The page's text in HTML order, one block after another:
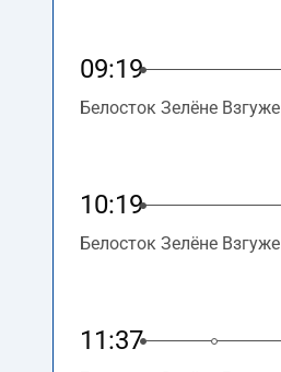
09:19
Белосток Зелёне Взгуже
10:19
Белосток Зелёне Взгуже
11:37